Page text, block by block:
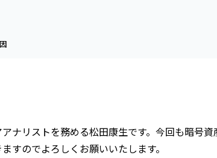
ナリストを務める松田康生です。今回も暗号資
すのでよろしくお願いいたします。